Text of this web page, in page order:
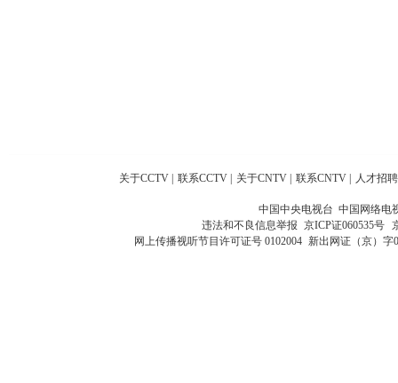
关于CCTV 联系CCTV 关于CNTV 联系CNTV 人才招聘
中国中央电视台 中国网络电
违法和不良信息举报 京ICP证060535号
网上传播视听节目许可证号 0102004 新出网证（京）